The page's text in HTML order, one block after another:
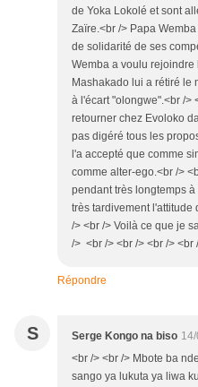
de Yoka Lokolé et sont
Zaïre.<br /> Papa
de solidarité de ses
Wemba a voulu
Mashakado lui a rétiré le
à l'écart "olongwe".<br />
retourner chez Evoloko
pas digéré tous les
l'a accepté que comme
comme alter-ego.<br />
pendant très longtemps
très tardivement l'attitude
/> <br /> Voilà ce que je
/> <br /> <br /> <br /> <br
Répondre
S Serge Kongo na biso
<br /> <br /> Mbote ba
sango ya lukuta ya liwa